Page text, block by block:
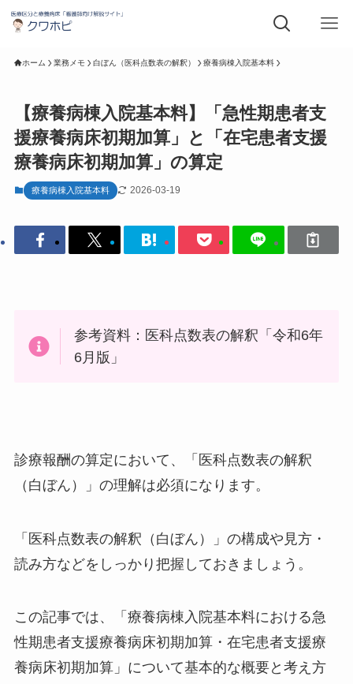
ホーム 業務メモ 白ぼん（医科点数表の解釈） 療養病棟入院基本料
【療養病棟入院基本料】「急性期患者支
援療養病床初期加算」と「在宅患者支援
療養病床初期加算」の算定
療養病棟入院基本料 2026-03-19
参考資料：医科点数表の解釈「令和6年
6月版」
診療報酬の算定において、「医科点数表の解釈
（白ぼん）」の理解は必須になります。
「医科点数表の解釈（白ぼん）」の構成や見方・
読み方などをしっかり把握しておきましょう。
この記事では、「療養病棟入院基本料における急
性期患者支援療養病床初期加算・在宅患者支援療
養病床初期加算」について基本的な概要と考え方